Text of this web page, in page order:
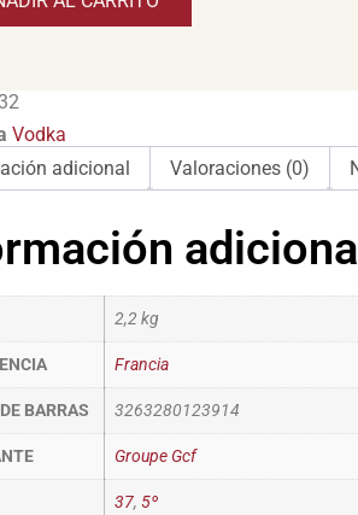
Vodka
adicional
Valoraciones (0)
adicional
2,2 kg
Francia
BARRAS 3263280123914
Groupe Gcf
37, 5º